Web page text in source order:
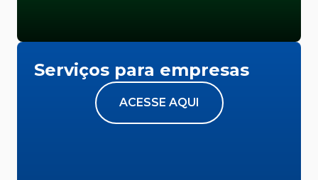
Serviços para empresas
ACESSE AQUI